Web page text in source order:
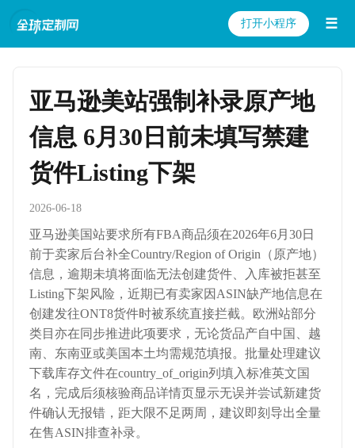
打开小程序 ☰
亚马逊美站强制补录原产地
信息 6月30日前未填写禁建
货件Listing下架
2026-06-18
亚马逊美国站要求所有FBA商品须在2026年6月30日
前于卖家后台补全Country/Region of Origin（原产地）
信息，逾期未填将面临无法创建货件、入库被拒甚至
Listing下架风险，近期已有卖家因ASIN缺产地信息在
创建发往ONT8货件时被系统直接拦截。欧洲站部分
类目亦在同步推进此项要求，无论货品产自中国、越
南、东南亚或美国本土均需规范填报。批量处理建议
下载库存文件在country_of_origin列填入标准英文国
名，完成后须核验商品详情页显示无误并尝试新建货
件确认无报错，距大限不足两周，建议即刻导出全量
在售ASIN排查补录。